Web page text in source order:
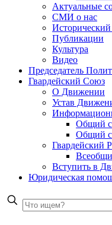
Актуальные
СМИ о нас
Исторический
Публикации
Культура
Видео
Председатель
Гвардейский Союз
О Движении
Устав
Общий
Общий
Гвардейский
Вступить в
Юридическая